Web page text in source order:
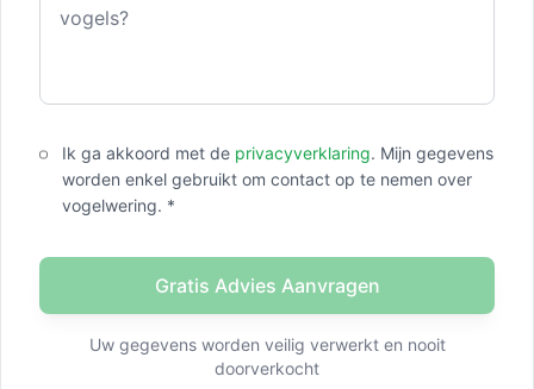
Ik ga akkoord met de privacyverklaring. Mijn gegevens
worden enkel gebruikt om contact op te nemen over
vogelwering. *
Gratis Advies Aanvragen
Uw gegevens worden veilig verwerkt en nooit
doorverkocht